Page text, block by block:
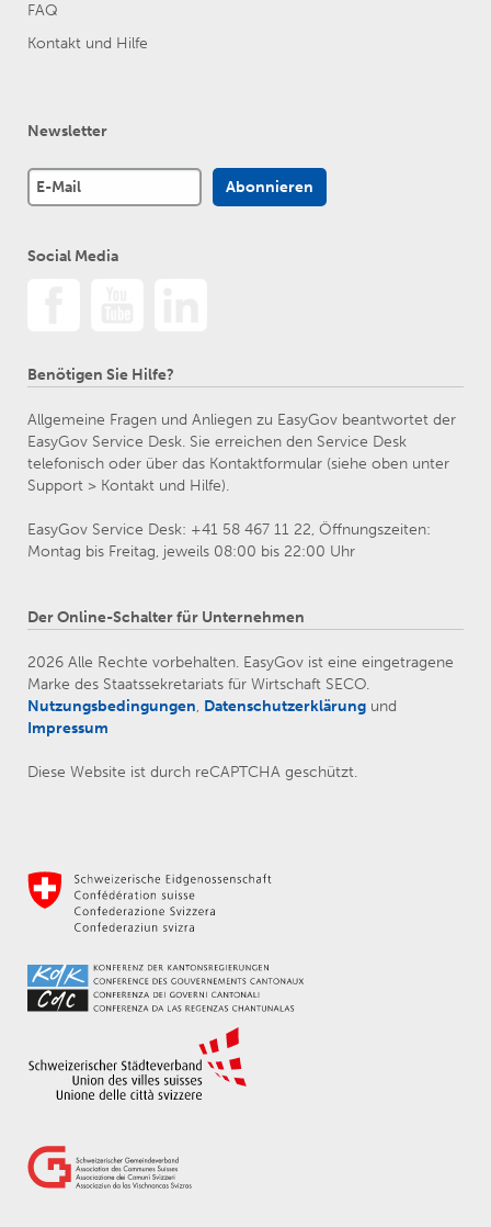
FAQ
Kontakt und Hilfe
Newsletter
Social Media
Benötigen Sie Hilfe?
Allgemeine Fragen und Anliegen zu EasyGov beantwortet der
EasyGov Service Desk. Sie erreichen den Service Desk
telefonisch oder über das Kontaktformular (siehe oben unter
Support > Kontakt und Hilfe).
EasyGov Service Desk: +41 58 467 11 22, Öffnungszeiten:
Montag bis Freitag, jeweils 08:00 bis 22:00 Uhr
Der Online-Schalter für Unternehmen
2026 Alle Rechte vorbehalten. EasyGov ist eine eingetragene
Marke des Staatssekretariats für Wirtschaft SECO.
Nutzungsbedingungen, Datenschutzerklärung und
Impressum
Diese Website ist durch reCAPTCHA geschützt.